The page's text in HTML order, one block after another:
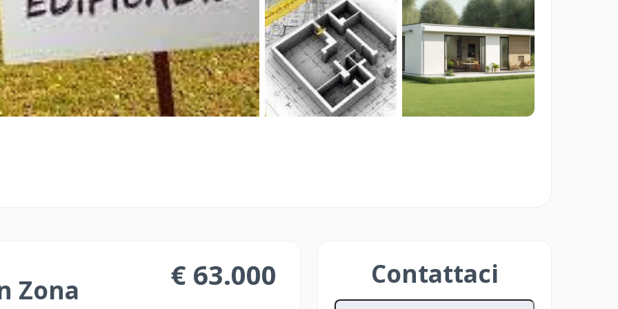
senza
Il servizio Costruttore Smart è pensato per Imprese Edili
e Operatori di Mercato che vogliono vendere in modo
rapido ed efficace.
Compra e Vendi
casa e necessita
con
Il servizio ideale per Investitori e Privati che vogliono
Zona
€ 63.000 Contattaci